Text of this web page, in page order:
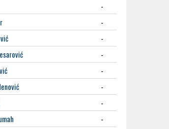
-
-
-
-
-
-
-
-